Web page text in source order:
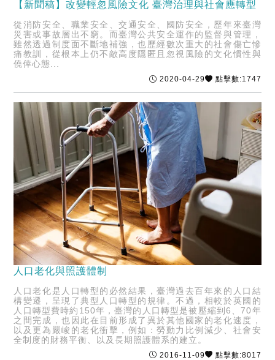
【新聞稿】改變輕忽風險文化 臺灣治理與社會應轉型
從消防安全、職業安全、交通安全、國防安全，歷年來臺灣
災害或事故層出不窮。而臺灣公共安全運作的監督與管理，
雖然透過制度面不斷地補強，也歷經數次重大的社會傷亡慘
痛教訓，從根本上仍不敵高度隱匿且忽視風險的文化慣性與
僥倖心態...
2020-04-29 點擊數:1747
人口老化與照護體制
人口老化是人口轉型的必然結果，臺灣過去百年來的人口結
構變遷，呈現了典型人口轉型的規律。不過，相較於英國的
人口轉型費時約150年，臺灣的人口轉型是被壓縮到6、70年
之間完成，也因此在目前形成了異於其他國家的老化速度，
以及更為嚴峻的老化衝擊，例如：勞動力比例減少、社會安
全制度的財務平衡、以及長期照護體系的建立。
2016-11-09 點擊數:8017